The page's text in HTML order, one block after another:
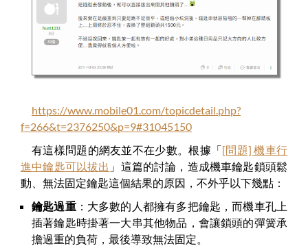
https://www.mobile01.com/topicdetail.php?
f=266&t=2376250&p=9#31045150
有這樣問題的網友並不在少數。根據「[問題] 機車行
進中鑰匙可以拔出 」這篇的討論，造成機車鑰匙鎖頭鬆
動、無法固定鑰匙這個結果的原因，不外乎以下幾點：
鑰匙過重：大多數的人都擁有多把鑰匙，而機車孔上
插著鑰匙時掛著一大串其他物品，會讓鎖頭的彈簧承
擔過重的負荷，最後導致無法固定。